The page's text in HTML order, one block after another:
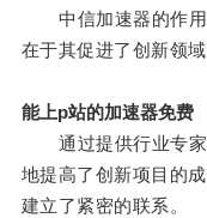
中信加速器的作用
在于其促进了创新领域
能上p站的加速器免费
通过提供行业专家
地提高了创新项目的
建立了紧密的联系。